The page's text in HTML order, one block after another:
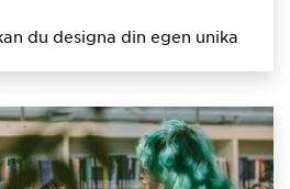
du designa din egen unika